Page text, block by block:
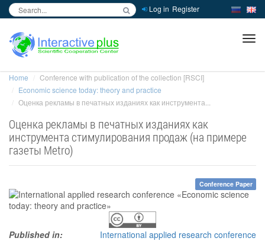
Log in Register
Home
Conference with publication of the collection [RSCI]
Economic science today: theory and practice
Оценка рекламы в печатных изданиях как инструмента...
Оценка рекламы в печатных изданиях как
инструмента стимулирования продаж (на примере
газеты Metro)
Conference Paper
Published in:
International applied research conference